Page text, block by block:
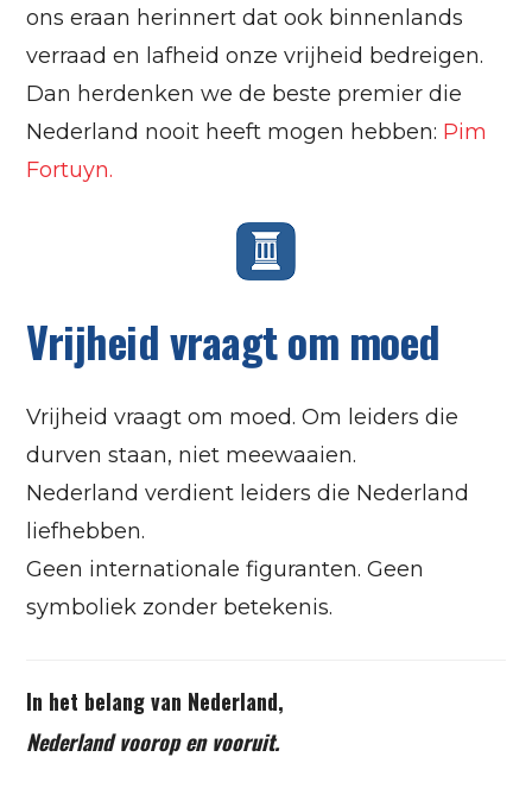
ons eraan herinnert dat ook binnenlands
verraad en lafheid onze vrijheid bedreigen.
Dan herdenken we de beste premier die
Nederland nooit heeft mogen hebben: Pim
Fortuyn.
Vrijheid vraagt om moed
Vrijheid vraagt om moed. Om leiders die
durven staan, niet meewaaien.
Nederland verdient leiders die Nederland
liefhebben.
Geen internationale figuranten. Geen
symboliek zonder betekenis.
In het belang van Nederland,
Nederland voorop en vooruit.